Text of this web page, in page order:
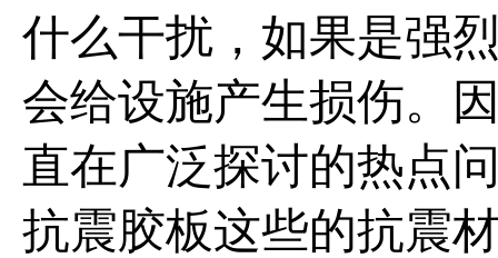
什么干扰，如果是强
会给设施产生损伤。
直在广泛探讨的热点
抗震胶板这些的抗震